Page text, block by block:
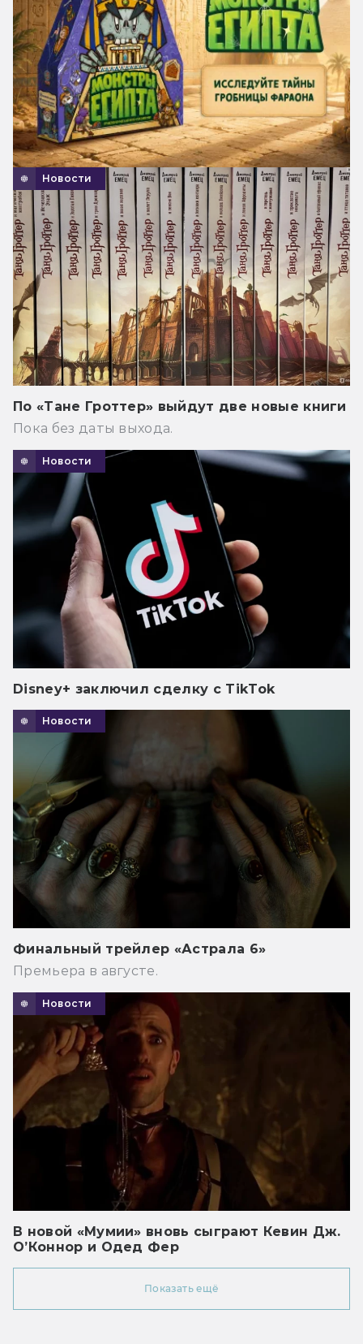
Новости
По «Тане Гроттер» выйдут две новые книги
Пока без даты выхода.
Новости
Disney+ заключил сделку с TikTok
Новости
Финальный трейлер «Астрала 6»
Премьера в августе.
Новости
В новой «Мумии» вновь сыграют Кевин Дж.
О’Коннор и Одед Фер
Показать ещё